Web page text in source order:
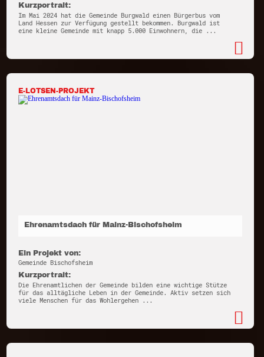
Kurzportrait:
Im Mai 2024 hat die Gemeinde Burgwald einen Bürgerbus vom
Land Hessen zur Verfügung gestellt bekommen. Burgwald ist
eine kleine Gemeinde mit knapp 5.000 Einwohnern, die ...
E-LOTSEN-PROJEKT
Ehrenamtsdach für Mainz-Bischofsheim
Ein Projekt von:
Gemeinde Bischofsheim
Kurzportrait:
Die Ehrenamtlichen der Gemeinde bilden eine wichtige Stütze
für das alltägliche Leben in der Gemeinde. Aktiv setzen sich
viele Menschen für das Wohlergehen ...